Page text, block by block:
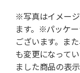
※写真はイメー
ます。※パッケ
ございます。ま
も変更になって
ました商品の表